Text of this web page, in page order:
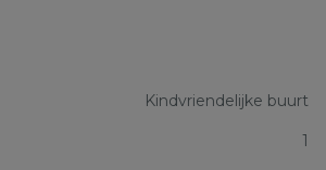
Kindvriendelijke buurt
1